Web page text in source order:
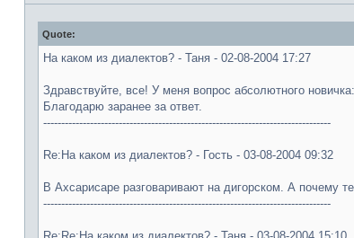
Quote:
На каком из диалектов? - Таня - 02-08-2004 17:27
Здравствуйте, все! У меня вопрос абсолютного
Благодарю заранее за ответ.
--------------------------------------------------------------------------------
Re:На каком из диалектов? - Гость - 03-08-2004 09:32
В Ахсарисаре разговаривают на дигорском. А почему
--------------------------------------------------------------------------------